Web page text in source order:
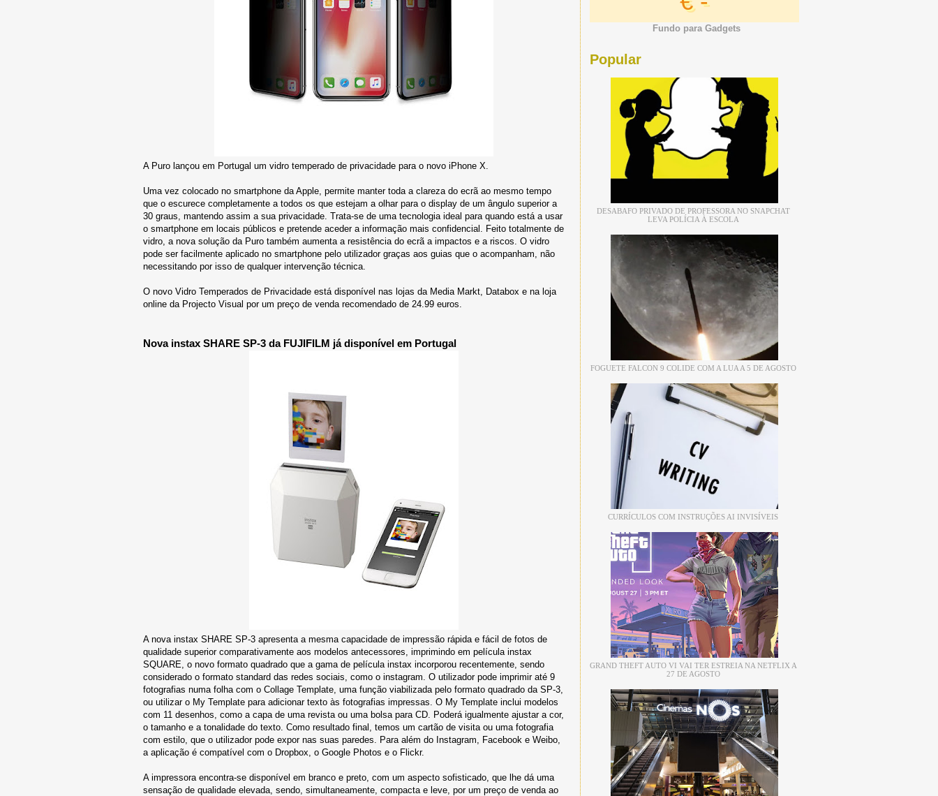
A Puro lançou em Portugal um vidro temperado de privacidade para o novo iPhone X.
Uma vez colocado no smartphone da Apple, permite manter toda a clareza do ecrã ao mesmo tempo
que o escurece completamente a todos os que estejam a olhar para o display de um ângulo superior a
30 graus, mantendo assim a sua privacidade. Trata-se de uma tecnologia ideal para quando está a usar
o smartphone em locais públicos e pretende aceder a informação mais confidencial. Feito totalmente de
vidro, a nova solução da Puro também aumenta a resistência do ecrã a impactos e a riscos. O vidro
pode ser facilmente aplicado no smartphone pelo utilizador graças aos guias que o acompanham, não
necessitando por isso de qualquer intervenção técnica.
O novo Vidro Temperados de Privacidade está disponível nas lojas da Media Markt, Databox e na loja
online da Projecto Visual por um preço de venda recomendado de 24.99 euros.
Nova instax SHARE SP-3 da FUJIFILM já disponível em Portugal
A nova instax SHARE SP-3 apresenta a mesma capacidade de impressão rápida e fácil de fotos de
qualidade superior comparativamente aos modelos antecessores, imprimindo em película instax
SQUARE, o novo formato quadrado que a gama de película instax incorporou recentemente, sendo
considerado o formato standard das redes sociais, como o instagram. O utilizador pode imprimir até 9
fotografias numa folha com o Collage Template, uma função viabilizada pelo formato quadrado da SP-3,
ou utilizar o My Template para adicionar texto às fotografias impressas. O My Template inclui modelos
com 11 desenhos, como a capa de uma revista ou uma bolsa para CD. Poderá igualmente ajustar a cor,
o tamanho e a tonalidade do texto. Como resultado final, temos um cartão de visita ou uma fotografia
com estilo, que o utilizador pode expor nas suas paredes. Para além do Instagram, Facebook e Weibo,
a aplicação é compatível com o Dropbox, o Google Photos e o Flickr.
A impressora encontra-se disponível em branco e preto, com um aspecto sofisticado, que lhe dá uma
sensação de qualidade elevada, sendo, simultaneamente, compacta e leve, por um preço de venda ao
Fundo para Gadgets
Popular
DESABAFO PRIVADO DE PROFESSORA NO SNAPCHAT
LEVA POLÍCIA À ESCOLA
FOGUETE FALCON 9 COLIDE COM A LUA A 5 DE AGOSTO
CURRÍCULOS COM INSTRUÇÕES AI INVISÍVEIS
GRAND THEFT AUTO VI VAI TER ESTREIA NA NETFLIX A
27 DE AGOSTO